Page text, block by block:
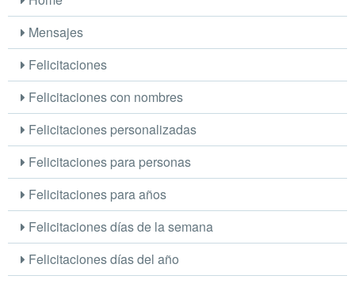
Mensajes
Felicitaciones
Felicitaciones con nombres
Felicitaciones personalizadas
Felicitaciones para personas
Felicitaciones para años
Felicitaciones días de la semana
Felicitaciones días del año